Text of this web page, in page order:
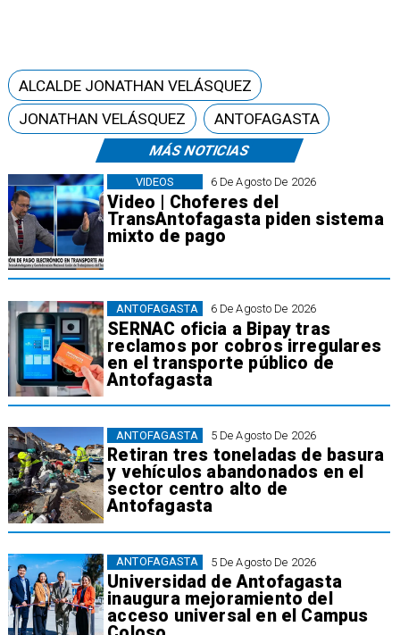
MÁS NOTICIAS
6 De Agosto De 2026
Video | Choferes del
TransAntofagasta piden sistema
mixto de pago
VIDEOS
6 De Agosto De 2026
SERNAC oficia a Bipay tras
reclamos por cobros irregulares
en el transporte público de
Antofagasta
ANTOFAGASTA
5 De Agosto De 2026
Retiran tres toneladas de basura
y vehículos abandonados en el
sector centro alto de
Antofagasta
ANTOFAGASTA
5 De Agosto De 2026
Universidad de Antofagasta
inaugura mejoramiento del
acceso universal en el Campus
ANTOFAGASTA
ALCALDE JONATHAN VELÁSQUEZ
JONATHAN VELÁSQUEZ
ANTOFAGASTA